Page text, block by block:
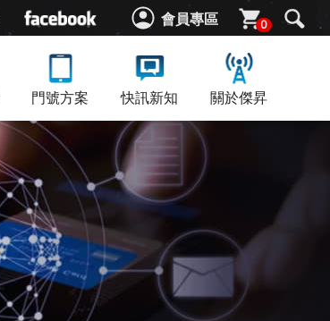
會員專區 0
門號方案 快訊新知 關於傑昇